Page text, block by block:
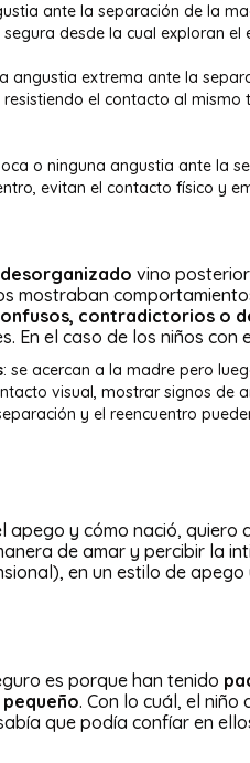
ante la separación de la
desde la cual exploran
angustia extrema ante la
el contacto al
o ninguna angustia ante la
evitan el contacto físico y
vino
mostraban
contradictorios o
En el caso de los niños con
: se acercan a la madre pero
visual, mostrar signos de
y el reencuentro
y cómo nació,
de amar y percibir la
en un estilo de apego
es porque han tenido
. Con lo cuál, el
que podía confíar en